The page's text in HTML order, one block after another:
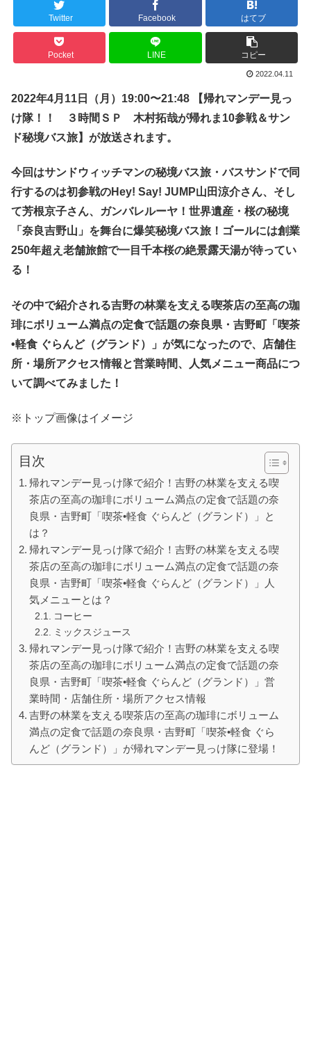
Twitter Facebook はてブ
Pocket LINE コピー
2022.04.11
2022年4月11日（ 月 ） 19:00〜21:48 【帰れマンデー見っ
け隊！！ ３時間ＳＰ 木村拓哉が帰れま10参戦＆サン
ド秘境バス旅】が放送されます。
今回はサンドウィッチマンの秘境バス旅・バスサンドで同
行するのは初参戦のHey! Say! JUMP山田涼介さん、そし
て芳根京子さん、ガンバレルーヤ！世界遺産・桜の秘境
「奈良吉野山」を舞台に爆笑秘境バス旅！ゴールには創業
250年超え老舗旅館で一目千本桜の絶景露天湯が待ってい
る！
その中で紹介される吉野の林業を支える喫茶店の至高の珈
琲にボリューム満点の定食で話題の奈良県・吉野町「喫茶
•軽食 ぐらんど（グランド）」 が気になったので、店舗住
所・場所アクセス情報と営業時間、人気メニュー商品につ
いて調べてみました！
※トップ画像はイメージ
目次
帰れマンデー見っけ隊で紹介！吉野の林業を支える喫
茶店の至高の珈琲にボリューム満点の定食で話題の奈
良県・吉野町「喫茶•軽食 ぐらんど（グランド）」と
は？
帰れマンデー見っけ隊で紹介！吉野の林業を支える喫
茶店の至高の珈琲にボリューム満点の定食で話題の奈
良県・吉野町「喫茶•軽食 ぐらんど（グランド）」人
気メニューとは？
コーヒー
ミックスジュース
帰れマンデー見っけ隊で紹介！吉野の林業を支える喫
茶店の至高の珈琲にボリューム満点の定食で話題の奈
良県・吉野町「喫茶•軽食 ぐらんど（グランド）」営
業時間・店舗住所・場所アクセス情報
吉野の林業を支える喫茶店の至高の珈琲にボリューム
満点の定食で話題の奈良県・吉野町「喫茶•軽食 ぐら
んど（グランド）」が帰れマンデー見っけ隊に登場！